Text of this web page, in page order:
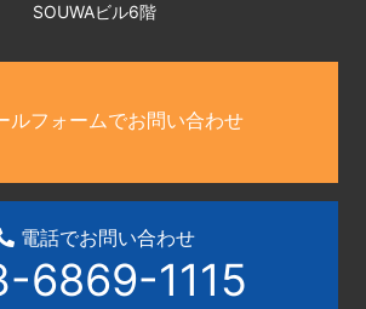
SOUWAビル6階
ルフォームでお問い合わせ
電話でお問い合わせ
6869-1115